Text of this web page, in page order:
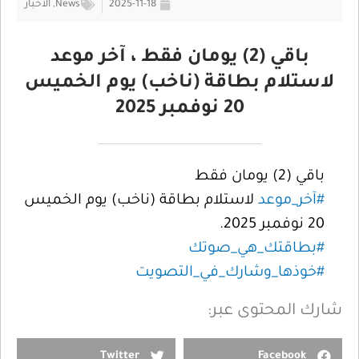
2025-11-18
News
, الأخبار
باقي (2) يومان فقط ، آخر موعد
لاستلام بطاقة (ناخب) يوم الخميس
20 نوفمبر 2025
باقي (2) يومان فقط
#آخر_موعد لاستلام بطاقة (ناخب) يوم الخميس
20 نوفمبر 2025.
#بطاقتك_هي_صوتك
#خوذها_وشارك_في_التصويت
شارك المحتوى عبر:
Facebook
Twitter